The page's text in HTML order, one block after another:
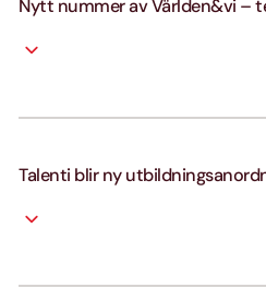
Nytt nummer av Världen&vi –
Talenti blir ny